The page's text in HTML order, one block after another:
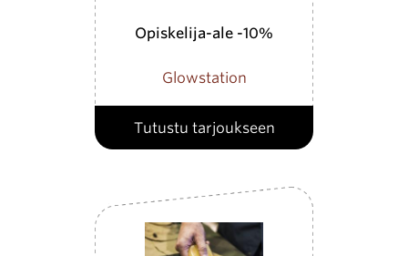
Opiskelija-ale -10%
Glowstation
Tutustu tarjoukseen